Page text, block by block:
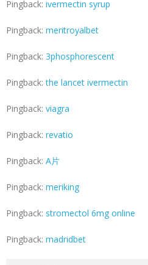
Pingback: ivermectin syrup
Pingback: meritroyalbet
Pingback: 3phosphorescent
Pingback:the lancet ivermectin
Pingback: viagra
Pingback: revatio
Pingback: A片
Pingback: meriking
Pingback: stromectol 6mg online
Pingback: madridbet